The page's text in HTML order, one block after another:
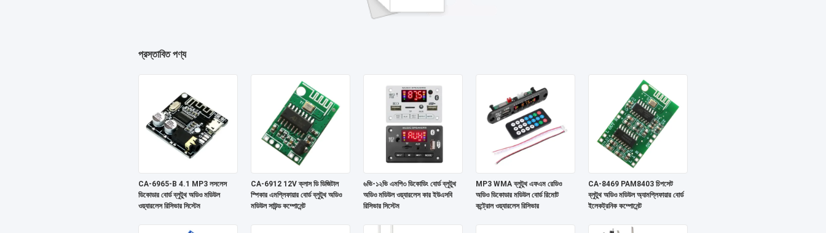
প্রস্তাবিত পণ্য
CA-6965-B 4.1 MP3 লসলেস
ডিকোডার বোর্ড ব্লুটুথ অডিও মডিউল
ওয়্যারলেস রিসিভার সিস্টেম
CA-6912 12V ক্লাস ডি ডিজিটাল
স্পিকার এমপ্লিফায়ার বোর্ড ব্লুটুথ অডিও
মডিউল সাউন্ড কম্পোনেন্ট
৬ভি-১২ভি এমপি৩ ডিকোডিং বোর্ড ব্লুটুথ
অডিও মডিউল ওয়্যারলেস কার ইউএসবি
রিসিভার সিস্টেম
MP3 WMA ব্লুটুথ এফএম রেডিও
অডিও ডিকোডার মডিউল বোর্ড রিমোট
কন্ট্রোল ওয়্যারলেস রিসিভার
CA-8469 PAM8403 চিপসেট
ব্লুটুথ অডিও মডিউল অ্যামপ্লিফায়ার বোর্ড
ইলেকট্রনিক কম্পোনেন্ট